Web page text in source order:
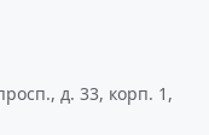
д. 33, корп. 1,